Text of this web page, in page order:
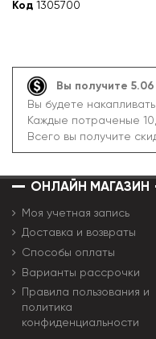
Код 1305700
Вы получите
Вы будете
Каждые потраченые
Всего вы получите
ОНЛАЙН МАГАЗИН
Моя учетная запись
Доставка и возвраты
Способы оплаты
Варианты рассрочки
Правила пользования и
политика
конфиденциальности